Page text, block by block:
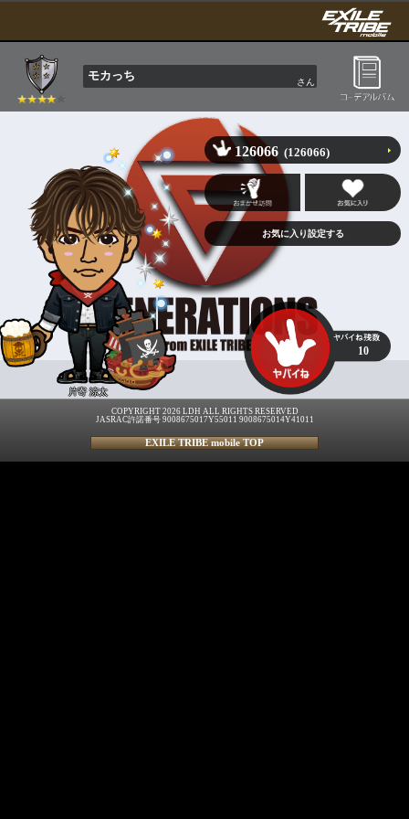
モカっち さん
片寄 涼太
126066 (126066)
10
COPYRIGHT 2026 LDH ALL RIGHTS RESERVED
JASRAC許諾番号 9008675017Y55011 9008675014Y41011
EXILE TRIBE mobile TOP